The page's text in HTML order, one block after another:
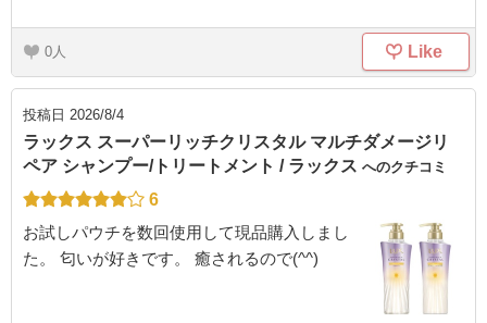
0 Like
投稿日 2026/8/4
ラックス スーパーリッチクリスタル マルチダメージリ
ペア シャンプー/トリートメント / ラックス へのクチコミ
6
お試しパウチを数回使用して現品購入しまし
た。 匂いが好きです。 癒されるので(^^)